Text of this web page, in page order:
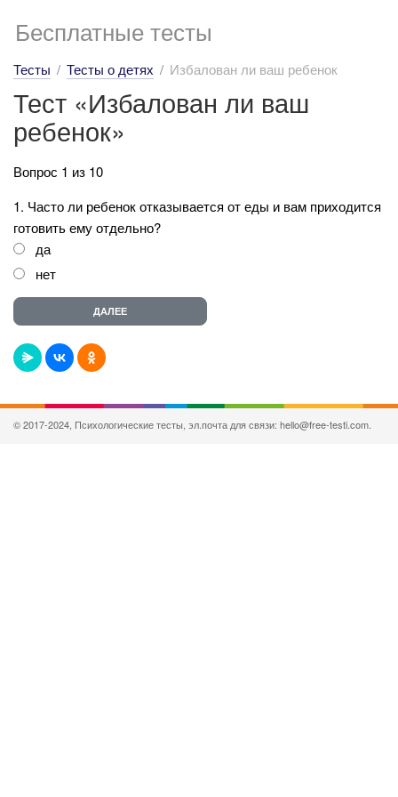
Бесплатные тесты
Тесты Тесты о детях Избалован ли ваш ребенок
Тест «Избалован ли ваш
ребенок»
Вопрос 1 из 10
1. Часто ли ребенок отказывается от еды и вам приходится
готовить ему отдельно?
да
нет
© 2017-2024, Психологические тесты, эл.почта для связи: hello@free-testi.com.